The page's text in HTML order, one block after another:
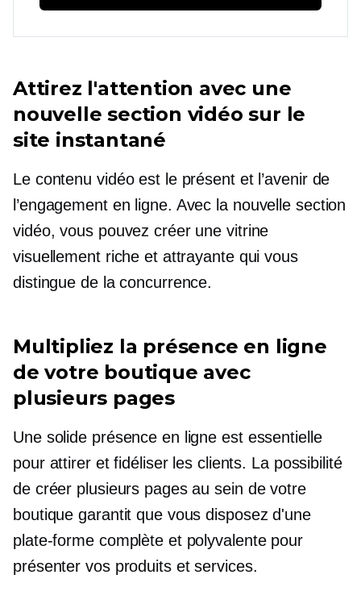
Attirez l'attention avec une
nouvelle section vidéo sur le
site instantané
Le contenu vidéo est le présent et l’avenir de
l’engagement en ligne. Avec la nouvelle section
vidéo, vous pouvez créer une vitrine
visuellement riche et attrayante qui vous
distingue de la concurrence.
Multipliez la présence en ligne
de votre boutique avec
plusieurs pages
Une solide présence en ligne est essentielle
pour attirer et fidéliser les clients. La possibilité
de créer plusieurs pages au sein de votre
boutique garantit que vous disposez d'une
plate-forme complète et polyvalente pour
présenter vos produits et services.